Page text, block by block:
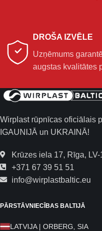
DROŠA IZVĒLE
Uzņēmums
augstas kvalitātes
Wirplast rūpnīcas oficiālais
IGAUNIJĀ un UKRAINĀ!
Krūzes iela 17, Rīga, LV-
+371 67 39 51 51
info@wirplastbaltic.eu
PĀRSTĀVNIECĪBAS BALTIJĀ
LATVIJA | ORBERG, SIA